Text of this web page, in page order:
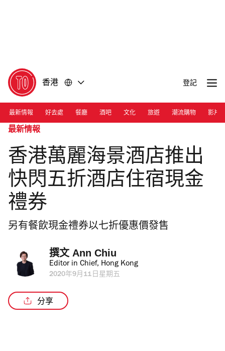
香港 登記
最新情報 好去處 餐廳 酒吧 文化 旅遊 潮流購物 影片
最新情報
香港萬麗海景酒店推出
快閃五折酒店住宿現金
禮券
另有餐飲現金禮券以七折優惠價發售
撰文 Ann Chiu
Editor in Chief, Hong Kong
2020年9月11日星期五
分享